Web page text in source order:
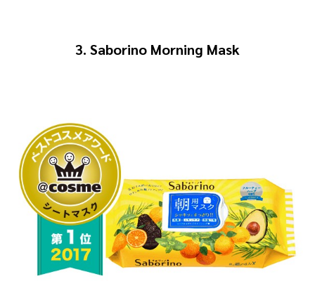
3. Saborino Morning Mask